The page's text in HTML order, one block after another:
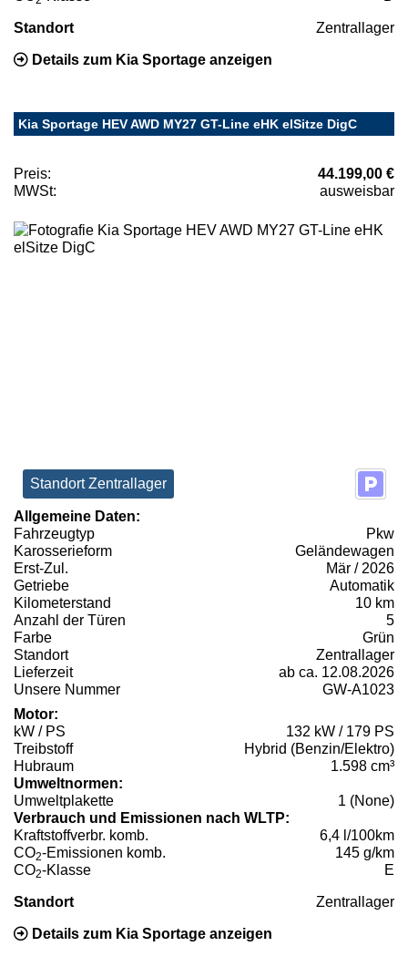
Standort Zentrallager
Details zum Kia Sportage anzeigen
Kia Sportage HEV AWD MY27 GT-Line eHK elSitze DigC
Preis:
44.199,00 €
MWSt:
ausweisbar
Standort Zentrallager
Allgemeine Daten:
Fahrzeugtyp
Pkw
Karosserieform
Geländewagen
Erst-Zul.
Mär / 2026
Getriebe
Automatik
Kilometerstand
10 km
Anzahl der Türen
5
Farbe
Grün
Standort
Zentrallager
Lieferzeit
ab ca. 12.08.2026
Unsere Nummer
GW-A1023
Motor:
kW / PS
132 kW / 179 PS
Treibstoff
Hybrid (Benzin/Elektro)
Hubraum
1.598 cm³
Umweltnormen:
Umweltplakette
1 (None)
Verbrauch und Emissionen nach WLTP:
Kraftstoffverbr. komb.
6,4 l/100km
CO2-Emissionen komb.
145 g/km
CO2-Klasse E
Standort Zentrallager
Details zum Kia Sportage anzeigen